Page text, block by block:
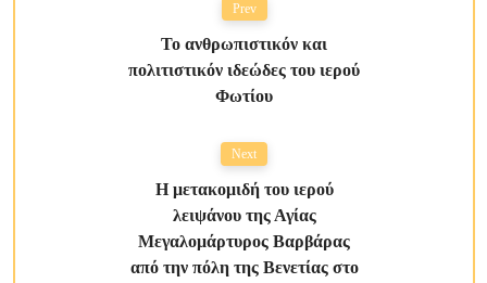
Prev
Το ανθρωπιστικόν και
πολιτιστικόν ιδεώδες του ιερού
Φωτίου
Next
Η μετακομιδή του ιερού
λειψάνου της Αγίας
Μεγαλομάρτυρος Βαρβάρας
από την πόλη της Βενετίας στο